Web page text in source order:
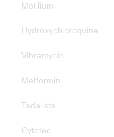
Motilium
Hydroxychloroquine
Vibramycin
Metformin
Tadalista
Cytotec